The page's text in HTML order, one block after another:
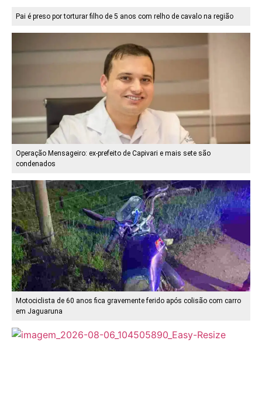
Pai é preso por torturar filho de 5 anos com relho de cavalo na região
Operação Mensageiro: ex-prefeito de Capivari e mais sete são
condenados
Motociclista de 60 anos fica gravemente ferido após colisão com carro
em Jaguaruna